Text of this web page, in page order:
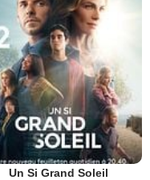
Un Si Grand Soleil